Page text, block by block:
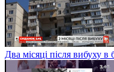
Два місяці після вибуху